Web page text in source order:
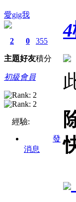
愛gig我
2
主題
0
好友
355
積分
初級會員
經驗:
發
消息
4